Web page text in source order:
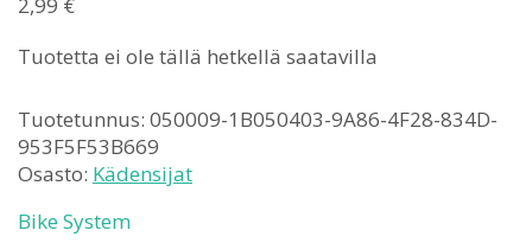
Tuotetta ei ole tällä hetkellä saatavilla
Tuotetunnus: 050009-1B050403-9A86-4F28-834D-
953F5F53B669
Osasto: Kädensijat
Bike System